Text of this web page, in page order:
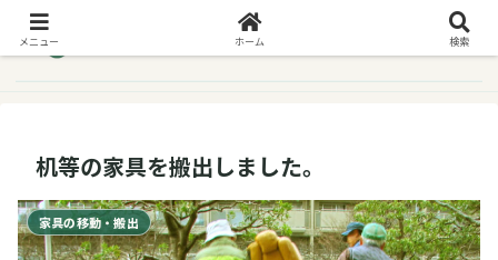
机等の家具を搬出しました。
家具の移動・搬出
メニュー ホーム 検索